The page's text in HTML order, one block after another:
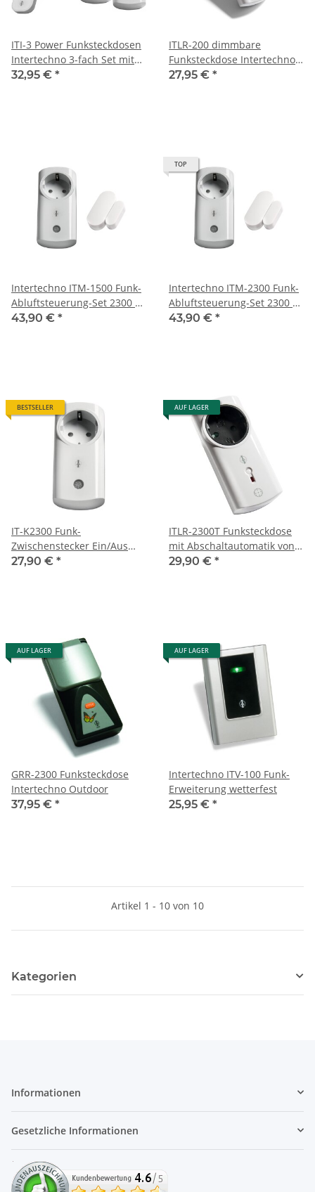
ITI-3 Power Funksteckdosen
Intertechno 3-fach Set mit
Fernbedienung
32,95 € *
ITLR-200 dimmbare
Funksteckdose Intertechno
für LED und andere
27,95 € *
Intertechno ITM-1500 Funk-
Abluftsteuerung-Set 2300 W
inkl. Funk-Steckdose und
43,90 € *
TOP
Intertechno ITM-2300 Funk-
Abluftsteuerung-Set 2300 W
inkl. Funk-Steckdose und
43,90 € *
BESTSELLER
IT-K2300 Funk-
Zwischenstecker Ein/Aus
von Intertechno
27,90 € *
AUF LAGER
ITLR-2300T Funksteckdose
mit Abschaltautomatik von
Intertechno
29,90 € *
AUF LAGER
GRR-2300 Funksteckdose
Intertechno Outdoor
37,95 € *
AUF LAGER
Intertechno ITV-100 Funk-
Erweiterung wetterfest
25,95 € *
Artikel 1 - 10 von 10
Kategorien
Informationen
Gesetzliche Informationen